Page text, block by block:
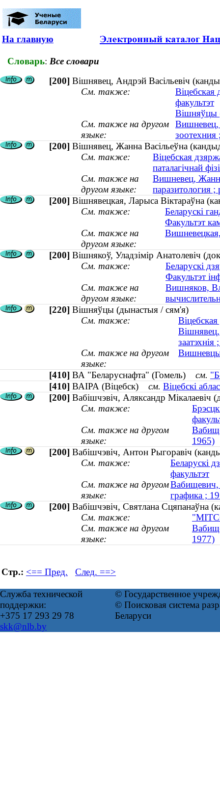
На главную
Словарь: Все словари
[200] Вішнявец, Андрэй Васільевіч
См. также:
Віцебская
факультэт
Вішняўцы
См. также на другом
языке:
Вишневец,
[200] Вішнявец, Жанна Васільеўна
См. также:
Віцебская
паталагічнай
См. также на
другом языке:
Вишневец,
паразитология
[200] Вішнявецкая, Ларыса Віктараўна
См. также:
Беларускі
Факультэт
См. также на
другом языке:
[200] Вішнякоў, Уладзімір Анатолевіч
См. также:
Беларускі
Факультэт
См. также на
другом языке:
Вишняков,
[220] Вішняўцы (дынастыя / сям'я)
См. также:
Вішнявец,
См. также на другом
языке:
Вишневцы
[410] ВА "Беларуснафта" (Гомель) см.
[410] ВАІРА (Віцебск) см. Віцебскі
[200] Вабішчэвіч, Аляксандр Мікалаевіч
См. также:
См. также на другом
языке:
1965)
[200] Вабішчэвіч, Антон Рыгоравіч
См. также:
Беларускі
факультэт
См. также на другом
языке:
Вабищевич,
графика ;
[200] Вабішчэвіч, Святлана Сцяпанаўна
См. также:
См. также на другом
языке:
1977)
Стр.: <== Пред. След. ==>
Служба технической
поддержки:
+375 17 293 29 78
skk@nlb.by
© Государственное
© Поисковая система
Беларуси